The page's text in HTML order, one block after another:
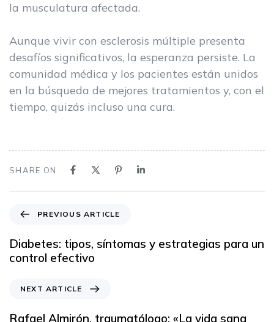
la musculatura afectada.
Aunque vivir con esclerosis múltiple presenta
desafíos significativos, la esperanza persiste. La
comunidad médica y los pacientes están unidos
en la búsqueda de mejores tratamientos y, con el
tiempo, quizás incluso una cura.
SHARE ON
PREVIOUS ARTICLE
Diabetes: tipos, síntomas y estrategias para un
control efectivo
NEXT ARTICLE
Rafael Almirón, traumatólogo: «La vida sana